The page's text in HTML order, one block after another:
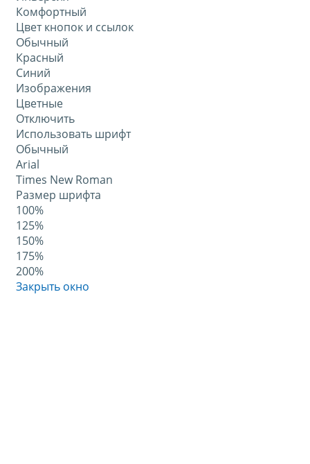
Комфортный
Цвет кнопок и ссылок
Обычный
Красный
Синий
Изображения
Цветные
Отключить
Использовать шрифт
Обычный
Arial
Times New Roman
Размер шрифта
100%
125%
150%
175%
200%
Закрыть окно